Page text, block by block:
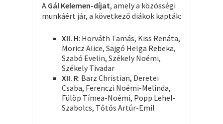
A Gál Kelemen-díjat, amely a közösségi
munkáért jár, a következő diákok kapták:
XII. H: Horváth Tamás, Kiss Renáta,
Moricz Alice, Sajgó Helga Rebeka,
Szabó Evelin, Székely Noémi,
Székely Tivadar
XII. R: Barz Christian, Deretei
Csaba, Ferenczi Noémi-Melinda,
Fülöp Tímea-Noémi, Popp Lehel-
Szabolcs, Tőtős Artúr-Emil